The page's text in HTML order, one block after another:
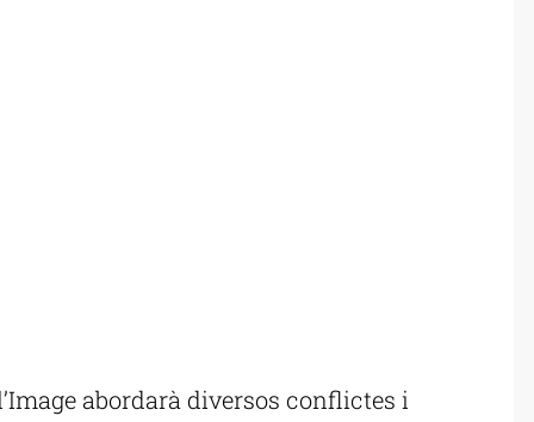
abordarà diversos conflictes i